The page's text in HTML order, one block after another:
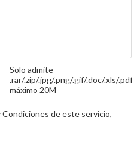
Solo admite
.rar/.zip/.jpg/.png/.gif/.doc/.xls/.pdf,
máximo 20M
de este servicio,